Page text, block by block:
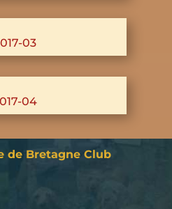
03
04
de Bretagne Club